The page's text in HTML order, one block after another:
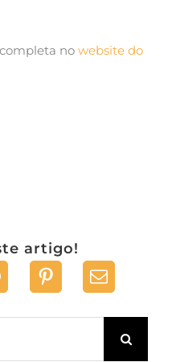
no website do
artigo!